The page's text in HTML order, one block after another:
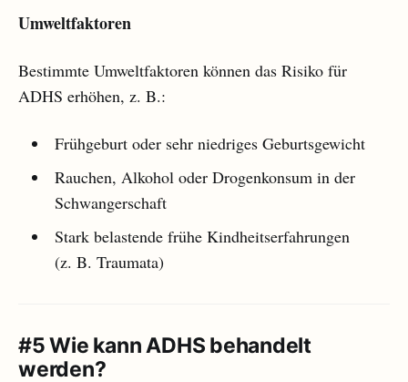
Umweltfaktoren
Bestimmte Umweltfaktoren können das Risiko für
ADHS erhöhen, z. B.:
Frühgeburt oder sehr niedriges Geburtsgewicht
Rauchen, Alkohol oder Drogenkonsum in der
Schwangerschaft
Stark belastende frühe Kindheitserfahrungen
(z. B. Traumata)
#5 Wie kann ADHS behandelt
werden?